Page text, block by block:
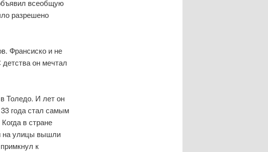
всеобщую
разрешено
Франсиско и не
он мечтал
Толедо. И лет он
года стал самым
в стране
на улицы вышли
к